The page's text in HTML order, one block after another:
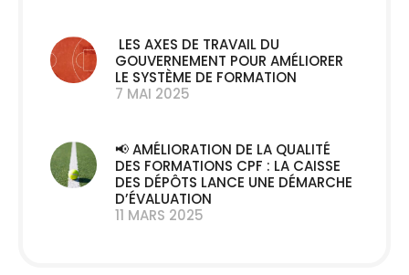
LES AXES DE TRAVAIL DU
GOUVERNEMENT POUR AMÉLIORER
LE SYSTÈME DE FORMATION
7 MAI 2025
📢 AMÉLIORATION DE LA QUALITÉ
DES FORMATIONS CPF : LA CAISSE
DES DÉPÔTS LANCE UNE DÉMARCHE
D’ÉVALUATION
11 MARS 2025